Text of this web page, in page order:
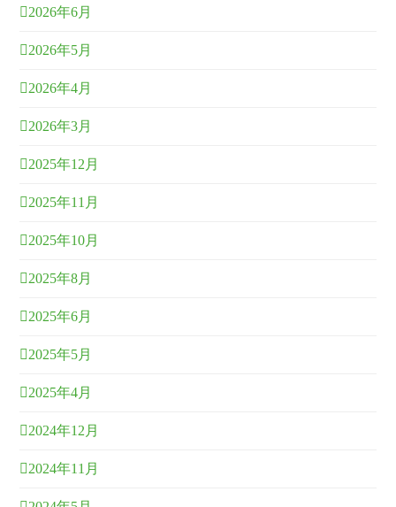
2026年6月
2026年5月
2026年4月
2026年3月
2025年12月
2025年11月
2025年10月
2025年8月
2025年6月
2025年5月
2025年4月
2024年12月
2024年11月